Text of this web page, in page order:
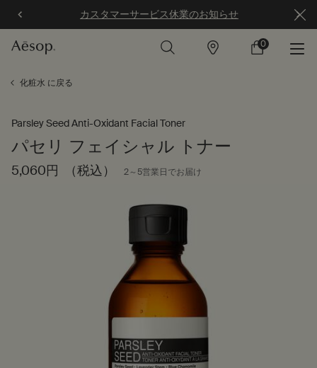
カスタマーサービス休業のお知らせ
店
カ
0
0 カート内の製
化粧水 に戻る
Parsley Seed Anti-Oxidant Facial Toner
パセリ フェイシャル トナー
5,060円 （税込） 2～5営業日でお届け